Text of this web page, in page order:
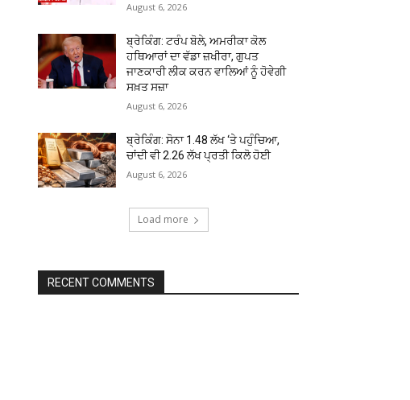
August 6, 2026
ਬ੍ਰੇਕਿੰਗ: ਟਰੰਪ ਬੋਲੇ, ਅਮਰੀਕਾ ਕੋਲ
ਹਥਿਆਰਾਂ ਦਾ ਵੱਡਾ ਜ਼ਖੀਰਾ, ਗੁਪਤ
ਜਾਣਕਾਰੀ ਲੀਕ ਕਰਨ ਵਾਲਿਆਂ ਨੂੰ ਹੋਵੇਗੀ
ਸਖ਼ਤ ਸਜ਼ਾ
August 6, 2026
ਬ੍ਰੇਕਿੰਗ: ਸੋਨਾ ₹1.48 ਲੱਖ ‘ਤੇ ਪਹੁੰਚਿਆ,
ਚਾਂਦੀ ਵੀ ₹2.26 ਲੱਖ ਪ੍ਰਤੀ ਕਿਲੋ ਹੋਈ
August 6, 2026
Load more
RECENT COMMENTS